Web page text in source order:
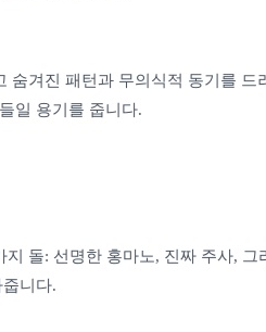
겨진 패턴과 무의식적 동기를
일 용기를 줍니다.
돌: 선명한 홍마노, 진짜 주사,
니다.